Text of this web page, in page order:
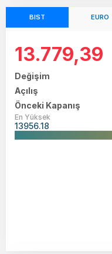
BIST EURO
13.779,39
Değişim
Açılış
Önceki Kapanış
En Yüksek
13956.18